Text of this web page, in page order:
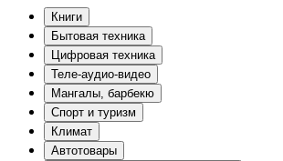
Книги
Бытовая техника
Цифровая техника
Теле-аудио-видео
Мангалы, барбекю
Спорт и туризм
Климат
Автотовары